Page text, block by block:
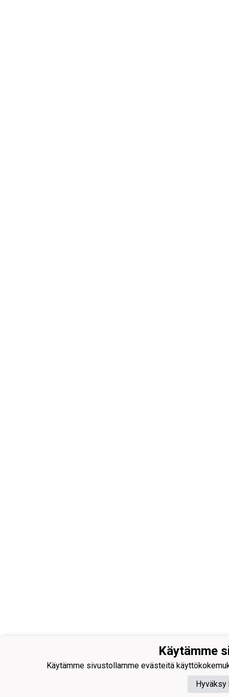
Käytämme
Käytämme sivustollamme evästeitä
Hyväksy